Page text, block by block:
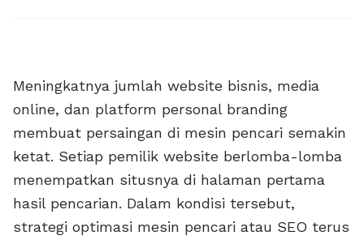
Meningkatnya jumlah website bisnis, media
online, dan platform personal branding
membuat persaingan di mesin pencari semakin
ketat. Setiap pemilik website berlomba-lomba
menempatkan situsnya di halaman pertama
hasil pencarian. Dalam kondisi tersebut,
strategi optimasi mesin pencari atau SEO terus